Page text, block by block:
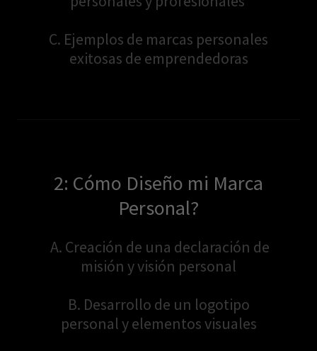
C. Ejemplos de marcas personales
exitosas de emprendedoras
2: Cómo Diseño mi Marca
Personal?
A. Creación de una declaración de
misión y visión personal
B. Desarrollo de un logotipo
personal y elementos visuales